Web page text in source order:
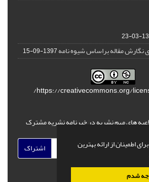
اطمینان از ارائه بهترین
شدم
نگارش مقاله براساس شیوه نامه1397-09-15
https://creativecommons.org/
های مهم نشریه در خبرنامه نشریه مشترک
اشتراک